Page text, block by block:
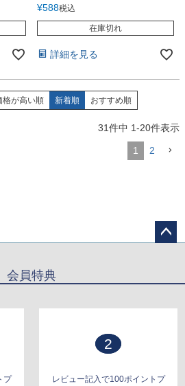
¥588税込
在庫切れ
詳細を見る
格が高い順 新着順 おすすめ順
31件中 1-20件表示
1 2
会員特典
プ
2
レビュー記入で100ポイントプ